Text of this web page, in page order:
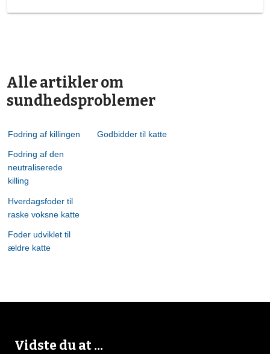
Alle artikler om
sundhedsproblemer
Fodring af killingen
Fodring af den
neutraliserede
killing
Hverdagsfoder til
raske voksne katte
Foder udviklet til
ældre katte
Godbidder til katte
Vidste du at ...